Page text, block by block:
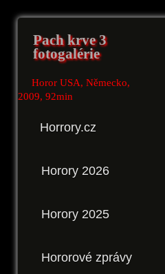
Pach krve 3
fotogalérie
Horor USA, Německo,
2009, 92min
Horrory.cz
Horory 2026
Horory 2025
Hororové zprávy